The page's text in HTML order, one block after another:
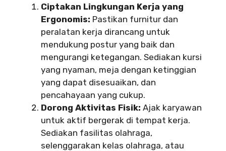
Ciptakan Lingkungan Kerja yang
Ergonomis: Pastikan furnitur dan
peralatan kerja dirancang untuk
mendukung postur yang baik dan
mengurangi ketegangan. Sediakan kursi
yang nyaman, meja dengan ketinggian
yang dapat disesuaikan, dan
pencahayaan yang cukup.
Dorong Aktivitas Fisik: Ajak karyawan
untuk aktif bergerak di tempat kerja.
Sediakan fasilitas olahraga,
selenggarakan kelas olahraga, atau